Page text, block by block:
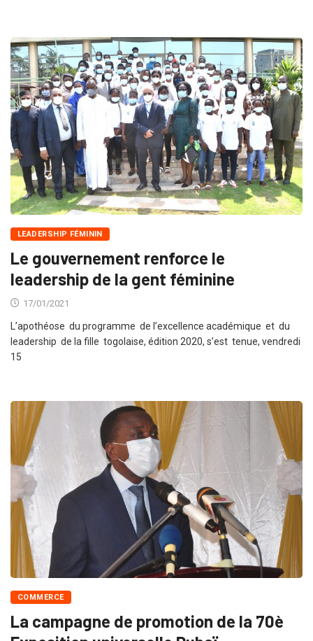
LEADERSHIP FÉMININ
Le gouvernement renforce le
leadership de la gent féminine
17/01/2021
L’apothéose du programme de l’excellence académique et du
leadership de la fille togolaise, édition 2020, s’est tenue, vendredi
15
COMMERCE
La campagne de promotion de la 70è